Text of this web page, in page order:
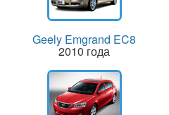
Geely Emgrand EC8
2010 года